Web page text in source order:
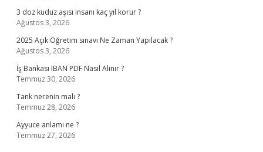
3 doz kuduz aşısı insanı kaç yıl korur ?
Ağustos 3, 2026
2025 Açık Öğretim sınavı Ne Zaman Yapılacak ?
Ağustos 3, 2026
İş Bankası IBAN PDF Nasıl Alınır ?
Temmuz 30, 2026
Tank nerenin malı ?
Temmuz 28, 2026
Ayyuce anlamı ne ?
Temmuz 27, 2026